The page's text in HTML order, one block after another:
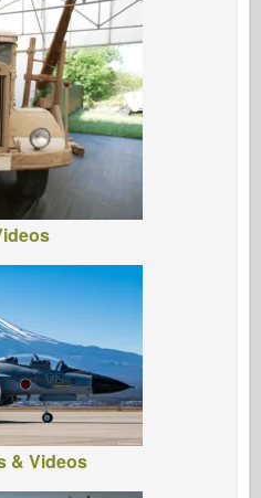
& Videos